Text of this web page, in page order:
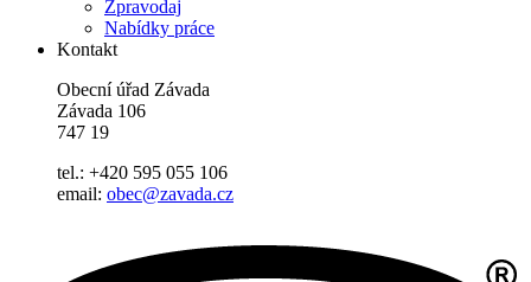
Zpravodaj
Nabídky práce
Kontakt
Obecní úřad Závada
Závada 106
747 19
tel.: +420 595 055 106
email: obec@zavada.cz